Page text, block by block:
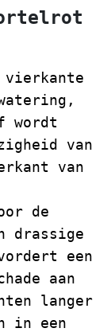
vierkante
wordt
van
van
de
drassige
een
aan
langer
in een